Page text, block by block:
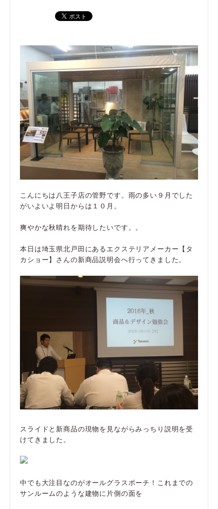
こんにちは八王子店の管野です。雨の多い９月でした
がいよいよ明日からは１０月。
爽やかな秋晴れを期待したいです。。
本日は埼玉県北戸田にあるエクステリアメーカー【タ
カショー】さんの新商品説明会へ行ってきました。
スライドと新商品の現物を見ながらみっちり説明を受
けてきました。
中でも大注目なのがオールグラスポーチ！これまでの
サンルームのような建物に片側の面を